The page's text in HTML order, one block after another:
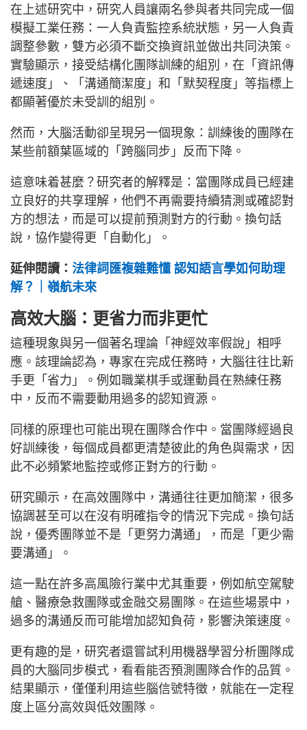
在上述研究中，研究人員讓兩名參與者共同完成一個
模擬工業任務：一人負責監控系統狀態，另一人負責
調整參數，雙方必須不斷交換資訊並做出共同決策。
實驗顯示，接受結構化團隊訓練的組別，在「資訊傳
遞速度」、「溝通簡潔度」和「默契程度」等指標上
都顯著優於未受訓的組別。
然而，大腦活動卻呈現另一個現象：訓練後的團隊在
某些前額葉區域的「跨腦同步」反而下降。
這意味着甚麼？研究者的解釋是：當團隊成員已經建
立良好的共享理解，他們不再需要持續猜測或確認對
方的想法，而是可以提前預測對方的行動。換句話
說，協作變得更「自動化」。
延伸閱讀： 法律詞匯複雜難懂 認知語言學如何助理
解？｜嶺航未來
高效大腦：更省力而非更忙
這種現象與另一個著名理論「神經效率假說」相呼
應。該理論認為，專家在完成任務時，大腦往往比新
手更「省力」。例如職業棋手或運動員在熟練任務
中，反而不需要動用過多的認知資源。
同樣的原理也可能出現在團隊合作中。當團隊經過良
好訓練後，每個成員都更清楚彼此的角色與需求，因
此不必頻繁地監控或修正對方的行動。
研究顯示，在高效團隊中，溝通往往更加簡潔，很多
協調甚至可以在沒有明確指令的情況下完成。換句話
說，優秀團隊並不是「更努力溝通」，而是「更少需
要溝通」。
這一點在許多高風險行業中尤其重要，例如航空駕駛
艙、醫療急救團隊或金融交易團隊。在這些場景中，
過多的溝通反而可能增加認知負荷，影響決策速度。
更有趣的是，研究者還嘗試利用機器學習分析團隊成
員的大腦同步模式，看看能否預測團隊合作的品質。
結果顯示，僅僅利用這些腦信號特徵，就能在一定程
度上區分高效與低效團隊。